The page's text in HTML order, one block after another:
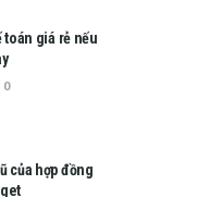
giá rẻ nếu
0
của hợp đồng